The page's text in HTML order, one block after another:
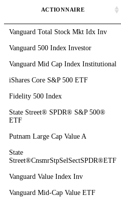
ACTIONNAIRE
Vanguard Total Stock Mkt Idx Inv
Vanguard 500 Index Investor
Vanguard Mid Cap Index Institutional
iShares Core S&P 500 ETF
Fidelity 500 Index
State Street® SPDR® S&P 500®
ETF
Putnam Large Cap Value A
State
Street®CnsmrStpSelSectSPDR®ETF
Vanguard Value Index Inv
Vanguard Mid-Cap Value ETF